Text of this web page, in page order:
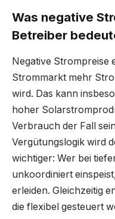
Was negative
Betreiber
Negative Strompreise
Strommarkt mehr
wird. Das kann
hoher
Verbrauch der Fall
Vergütungslogik wird
wichtiger: Wer bei
unkoordiniert
erleiden. Gleichzeitig
die flexibel gesteuert